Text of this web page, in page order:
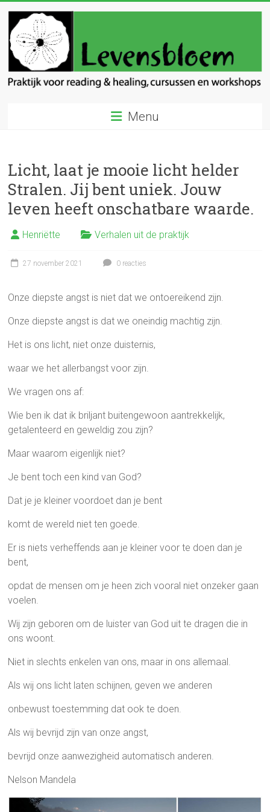
inhoud
Levensbloem
en
healing
Menu
Licht, laat je mooie licht helder
Stralen. Jij bent uniek. Jouw
leven heeft onschatbare waarde.
Henriëtte Verhalen uit de praktijk
27 november 2021 0 reacties
Onze diepste angst is niet dat we ontoereikend zijn.
Onze diepste angst is dat we oneindig machtig zijn.
Het is ons licht, niet onze duisternis,
waar we het allerbangst voor zijn.
We vragen ons af:
Wie ben ik dat ik briljant buitengewoon aantrekkelijk,
getalenteerd en geweldig zou zijn?
Maar waarom eigenlijk niet?
Je bent toch een kind van God?
Dat je je kleiner voordoet dan je bent
komt de wereld niet ten goede.
Er is niets verheffends aan je kleiner voor te doen dan je
bent,
opdat de mensen om je heen zich vooral niet onzeker gaan
voelen.
Wij zijn geboren om de luister van God uit te dragen die in
ons woont.
Niet in slechts enkelen van ons, maar in ons allemaal.
Als wij ons licht laten schijnen, geven we anderen
onbewust toestemming dat ook te doen.
Als wij bevrijd zijn van onze angst,
bevrijd onze aanwezigheid automatisch anderen.
Nelson Mandela